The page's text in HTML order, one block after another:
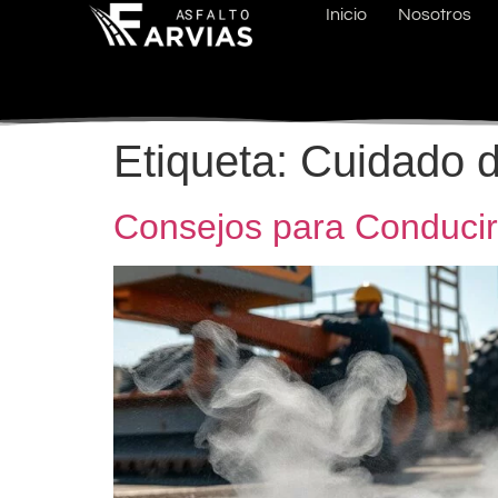
Inicio Nosotros
Etiqueta: Cuidado
Consejos para